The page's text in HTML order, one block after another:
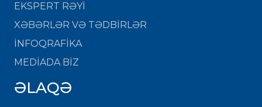
EKSPERT RƏYİ
XƏBƏRLƏR VƏ TƏDBİRLƏR
İNFOQRAFİKA
MEDİADA BİZ
ƏLAQƏ